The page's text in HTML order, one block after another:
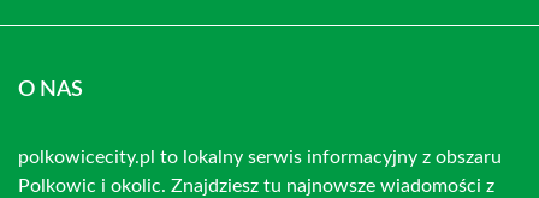
O NAS
polkowicecity.pl to lokalny serwis informacyjny z obszaru
Polkowic i okolic. Znajdziesz tu najnowsze wiadomości z